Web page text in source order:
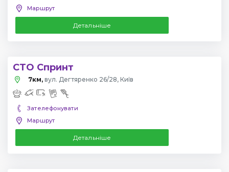
Маршрут
Детальніше
СТО Спринт
7км, вул. Дегтяренко 26/28, Київ
Зателефонувати
Маршрут
Детальніше